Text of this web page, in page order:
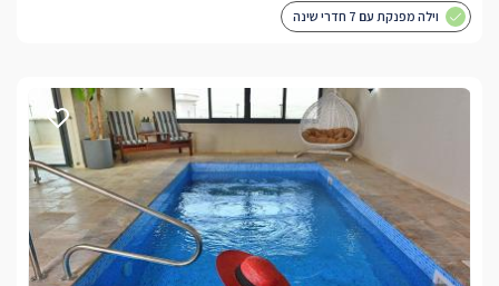
וילה מפנקת עם 7 חדרי שינה